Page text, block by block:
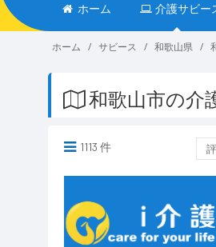
ホーム 介護サビー
ホーム サビース 和歌山県
和歌山市の介
1113 件